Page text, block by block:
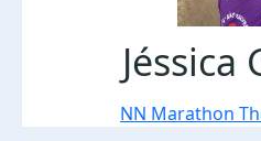
Jéssica
NN Marathon